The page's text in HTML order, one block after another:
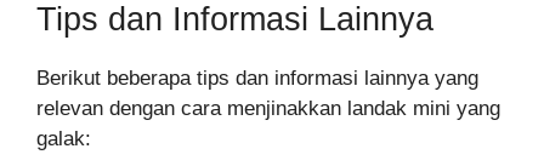
Tips dan Informasi Lainnya
Berikut beberapa tips dan informasi lainnya yang
relevan dengan cara menjinakkan landak mini yang
galak: